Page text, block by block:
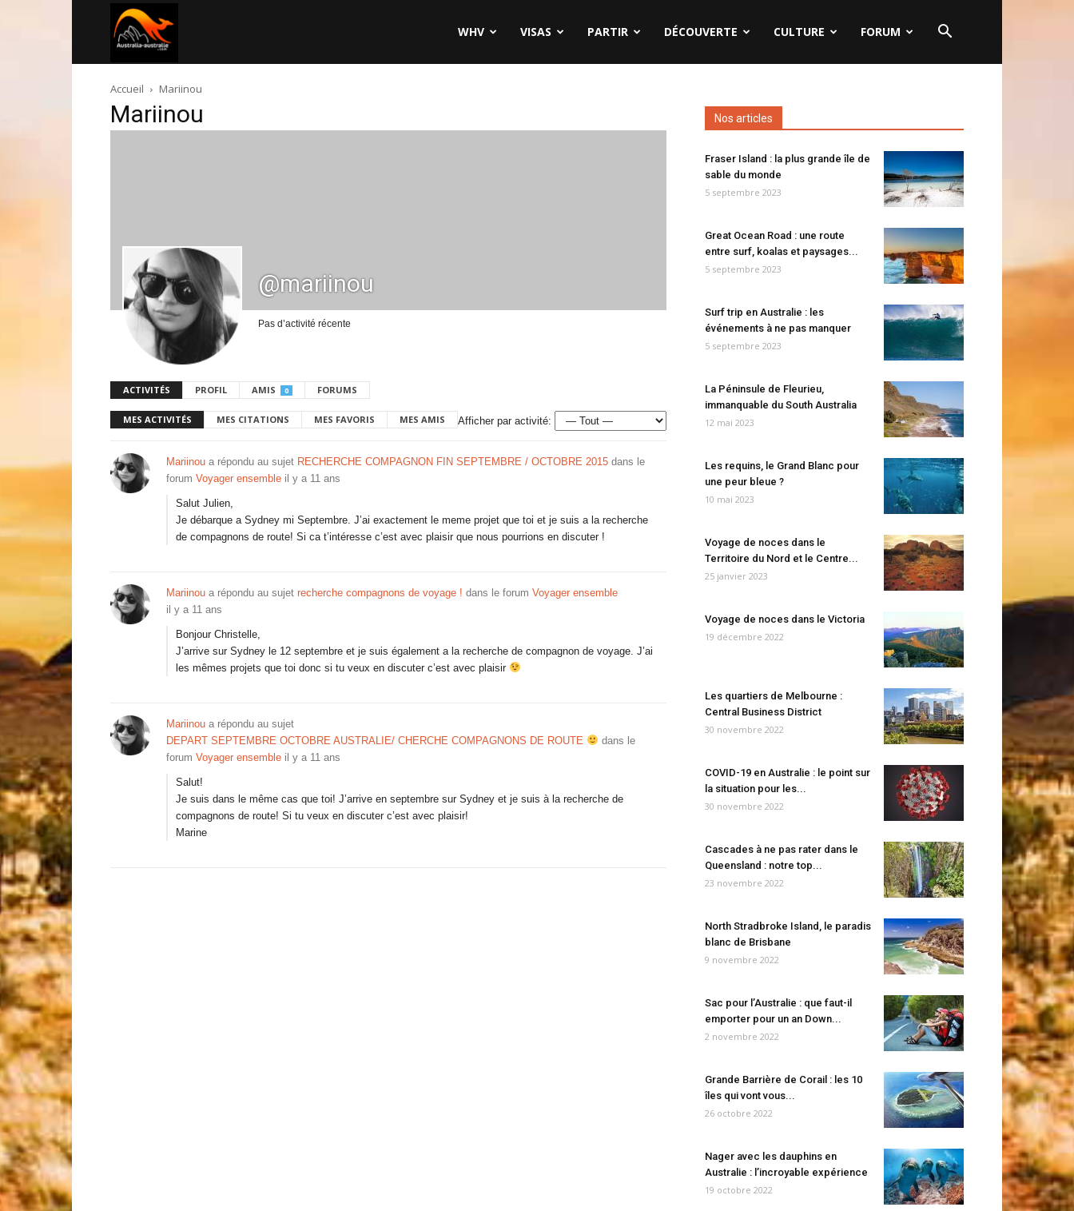
australie.com
WHV VISAS PARTIR DÉCOUVERTE CULTURE FORUM
Accueil Mariinou
Mariinou
@mariinou
Pas d’activité récente
ACTIVITÉS PROFIL AMIS 0 FORUMS
MES ACTIVITÉS MES CITATIONS MES FAVORIS MES AMIS Afficher par activité:
Mariinou a répondu au sujet RECHERCHE COMPAGNON FIN SEPTEMBRE / OCTOBRE 2015 dans le
forum Voyager ensemble il y a 11 ans
Salut Julien,
Je débarque a Sydney mi Septembre. J’ai exactement le meme projet que toi et je suis a la recherche
de compagnons de route! Si ca t’intéresse c’est avec plaisir que nous pourrions en discuter !
Mariinou a répondu au sujet recherche compagnons de voyage ! dans le forum Voyager ensemble
il y a 11 ans
Bonjour Christelle,
J’arrive sur Sydney le 12 septembre et je suis également a la recherche de compagnon de voyage. J’ai
les mêmes projets que toi donc si tu veux en discuter c’est avec plaisir
Mariinou a répondu au sujet
DEPART SEPTEMBRE OCTOBRE AUSTRALIE/ CHERCHE COMPAGNONS DE ROUTE
dans le
forum Voyager ensemble il y a 11 ans
Salut!
Je suis dans le même cas que toi! J’arrive en septembre sur Sydney et je suis à la recherche de
compagnons de route! Si tu veux en discuter c’est avec plaisir!
Marine
Nos articles
Fraser Island : la plus grande île de
sable du monde
5 septembre 2023
Great Ocean Road : une route
entre surf, koalas et paysages...
5 septembre 2023
Surf trip en Australie : les
événements à ne pas manquer
5 septembre 2023
La Péninsule de Fleurieu,
immanquable du South Australia
12 mai 2023
Les requins, le Grand Blanc pour
une peur bleue ?
10 mai 2023
Voyage de noces dans le
Territoire du Nord et le Centre...
25 janvier 2023
Voyage de noces dans le Victoria
19 décembre 2022
Les quartiers de Melbourne :
Central Business District
30 novembre 2022
COVID-19 en Australie : le point sur
la situation pour les...
30 novembre 2022
Cascades à ne pas rater dans le
Queensland : notre top...
23 novembre 2022
North Stradbroke Island, le paradis
blanc de Brisbane
9 novembre 2022
Sac pour l’Australie : que faut-il
emporter pour un an Down...
2 novembre 2022
Grande Barrière de Corail : les 10
îles qui vont vous...
26 octobre 2022
Nager avec les dauphins en
Australie : l’incroyable expérience
19 octobre 2022